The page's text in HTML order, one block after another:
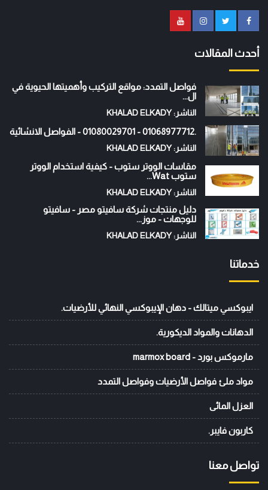
أحدث المقالات
فواصل التمدد: مواقع التركيب وأهميتها الحيوية في
ال...
الناشر: KHALAD ELKADY
.01068977712 - 01080029701 - الفواصل الانشائية
الناشر: KHALAD ELKADY
مقاسات الووتر ستوب - كيفية استخدام الووتر
ستوب Wat...
الناشر: KHALAD ELKADY
دليل منتجات شركة سافيتو مصر - سافيتو
للوجهات - موز...
الناشر: KHALAD ELKADY
خدماتنا
ايبوكسي ميتالك - دهان الإيبوكسي النهائي للأرضيات.
الدهانات والمواد الديكورية.
مارموكس بورد - marmox board
مواد ملئ فواصل الأرضيات وفواصل التمدد
العزل المائى
كاربون فايبر.
تواصل معنا